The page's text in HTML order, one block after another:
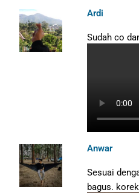
Ardi
Sudah co
Anwar
Sesuai
bagus.